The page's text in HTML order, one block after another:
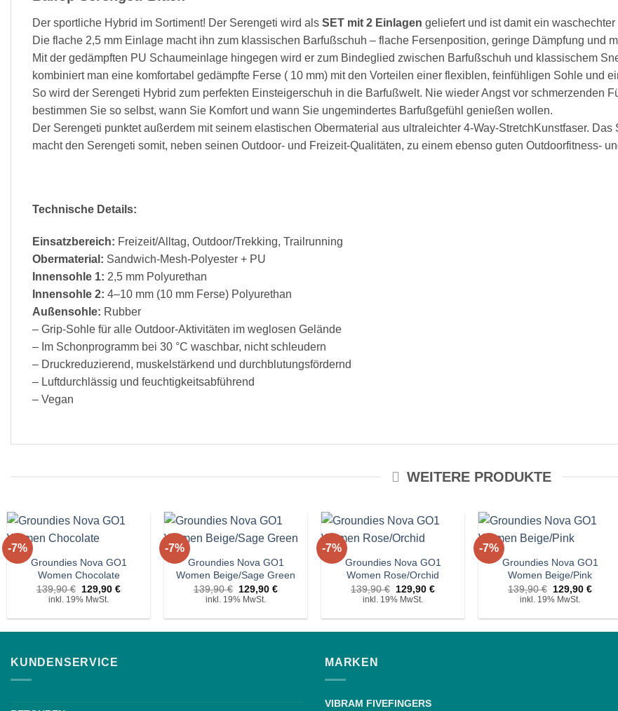
Der sportliche Hybrid im Sortiment! Der Serengeti wird als SET mit 2 Einlagen geliefert und ist damit ein waschechter
Die flache 2,5 mm Einlage macht ihn zum klassischen Barfußschuh – flache Fersenposition, geringe Dämpfung und
Mit der gedämpften PU Schaumeinlage hingegen wird er zum Bindeglied zwischen Barfußschuh und klassischem
kombiniert man eine komfortabel gedämpfte Ferse ( 10 mm) mit den Vorteilen einer flexiblen, feinfühligen Sohle und
So wird der Serengeti Hybrid zum perfekten Einsteigerschuh in die Barfußwelt. Nie wieder Angst vor schmerzenden
bestimmen Sie so selbst, wann Sie Komfort und wann Sie ungemindertes Barfußgefühl genießen wollen.
Der Serengeti punktet außerdem mit seinem elastischen Obermaterial aus ultraleichter 4-Way-StretchKunstfaser.
macht den Serengeti somit, neben seinen Outdoor- und Freizeit-Qualitäten, zu einem ebenso guten Outdoorfitness-
Technische Details:
Einsatzbereich: Freizeit/Alltag, Outdoor/Trekking, Trailrunning
Obermaterial: Sandwich-Mesh-Polyester + PU
Innensohle 1: 2,5 mm Polyurethan
Innensohle 2: 4–10 mm (10 mm Ferse) Polyurethan
Außensohle: Rubber
– Grip-Sohle für alle Outdoor-Aktivitäten im weglosen Gelände
– Im Schonprogramm bei 30 °C waschbar, nicht schleudern
– Druckreduzierend, muskelstärkend und durchblutungsfördernd
– Luftdurchlässig und feuchtigkeitsabführend
– Vegan
WEITERE PRODUKTE
-7%
Wunschliste!
+
Groundies Nova GO1
Women Chocolate
139,90€ Ursprünglicher
Preis
139,90 €
129,90€Aktueller
129,90 €.
inkl. 19% MwSt.
-7%
Wunschliste!
+
Groundies Nova GO1
Women Beige/Sage Green
139,90€ Ursprünglicher
Preis
139,90 €
129,90€Aktueller
129,90 €.
inkl. 19% MwSt.
-7%
Wunschliste!
+
Groundies Nova GO1
Women Rose/Orchid
139,90€ Ursprünglicher
Preis
139,90 €
129,90€Aktueller
129,90 €.
inkl. 19% MwSt.
-7%
Wunschliste!
+
Groundies Nova GO1
Women Beige/Pink
139,90€ Ursprünglicher
Preis
139,90 €
129,90€
inkl. 19% MwSt.
KUNDENSERVICE MARKEN
VIBRAM FIVEFINGERS